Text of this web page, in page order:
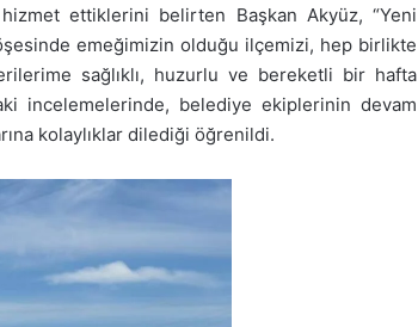
ettiklerini belirten Başkan Akyüz, “Yeni
emeğimizin olduğu ilçemizi, hep birlikte
sağlıklı, huzurlu ve bereketli bir hafta
incelemelerinde, belediye ekiplerinin devam
kolaylıklar dilediği öğrenildi.